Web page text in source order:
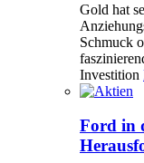
Gold hat
Schmuck
Investition
Ford in